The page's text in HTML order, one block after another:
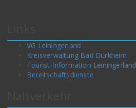
VG Leiningerland
Kreisverwaltung Bad Dürkheim
Tourist-Information Leiningerland
Bereitschaftsdienste